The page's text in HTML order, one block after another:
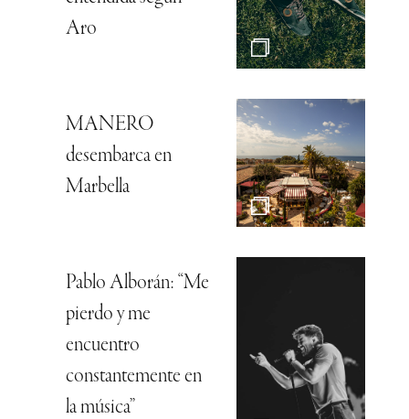
Aro
MANERO
desembarca en
Marbella
Pablo Alborán: “Me
pierdo y me
encuentro
constantemente en
la música”